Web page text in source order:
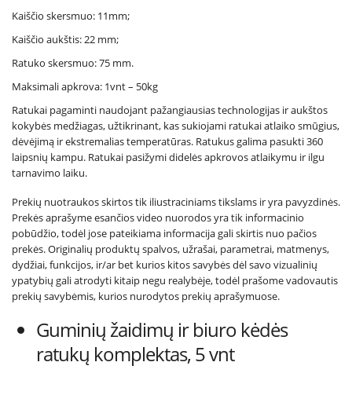
Kaiščio skersmuo: 11mm;
Kaiščio aukštis: 22 mm;
Ratuko skersmuo: 75 mm.
Maksimali apkrova: 1vnt – 50kg
Ratukai pagaminti naudojant pažangiausias technologijas ir aukštos
kokybės medžiagas, užtikrinant, kas sukiojami ratukai atlaiko smūgius,
dėvėjimą ir ekstremalias temperatūras. Ratukus galima pasukti 360
laipsnių kampu. Ratukai pasižymi didelės apkrovos atlaikymu ir ilgu
tarnavimo laiku.
Prekių nuotraukos skirtos tik iliustraciniams tikslams ir yra pavyzdinės.
Prekės aprašyme esančios video nuorodos yra tik informacinio
pobūdžio, todėl jose pateikiama informacija gali skirtis nuo pačios
prekės. Originalių produktų spalvos, užrašai, parametrai, matmenys,
dydžiai, funkcijos, ir/ar bet kurios kitos savybės dėl savo vizualinių
ypatybių gali atrodyti kitaip negu realybėje, todėl prašome vadovautis
prekių savybėmis, kurios nurodytos prekių aprašymuose.
Guminių žaidimų ir biuro kėdės
ratukų komplektas, 5 vnt